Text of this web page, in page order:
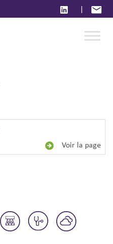
|
Voir la page